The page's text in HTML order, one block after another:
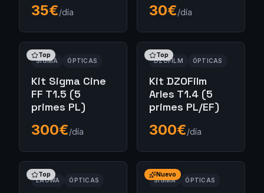
35€/día 30€/día
Top
SIGMA
ÓPTICAS
Kit Sigma Cine
FF T1.5 (5
primes PL)
300€/día
Top
DZOFILM
ÓPTICAS
Kit DZOFilm
Arles T1.4 (5
primes PL/EF)
300€/día
Top
LAOWA
ÓPTICAS
Nuevo
SIGMA
ÓPTICAS